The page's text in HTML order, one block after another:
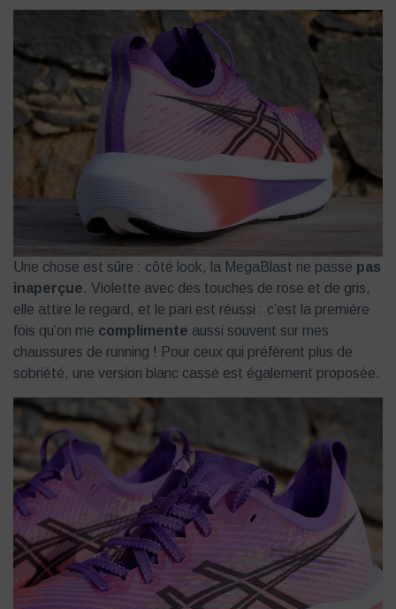
Une chose est sûre : côté look, la MegaBlast ne passe pas
inaperçue. Violette avec des touches de rose et de gris,
elle attire le regard, et le pari est réussi : c’est la première
fois qu’on me complimente aussi souvent sur mes
chaussures de running ! Pour ceux qui préfèrent plus de
sobriété, une version blanc cassé est également proposée.